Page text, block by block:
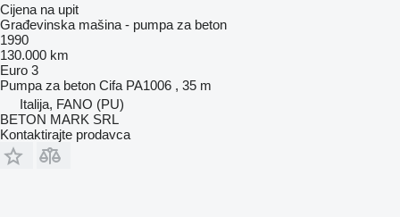
Cijena na upit
Građevinska mašina - pumpa za beton
1990
130.000 km
Euro 3
Pumpa za beton Cifa PA1006 , 35 m
Italija, FANO (PU)
BETON MARK SRL
Kontaktirajte prodavca